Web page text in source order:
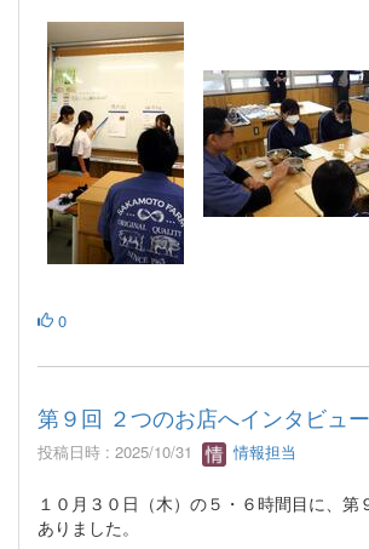
0
第９回 ２つのお店へインタビュー
投稿日時 : 2025/10/31 情報担当
１０月３０日（木）の５・６時間目に、第
ありました。